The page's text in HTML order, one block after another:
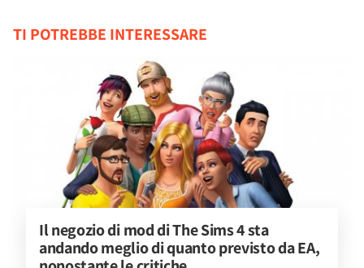
TI POTREBBE INTERESSARE
Il negozio di mod di The Sims 4 sta
andando meglio di quanto previsto da EA,